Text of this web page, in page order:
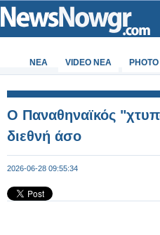
ΝΕΑ VIDEO NEA
Ο Παναθηναϊκός
διεθνή άσο
2026-06-28 09:55:34